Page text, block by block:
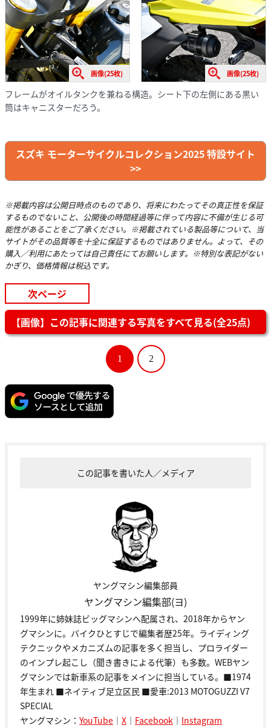
画像(25枚) 画像(25枚)
フレームがオイルタンクを兼ねる構造。シート下の左側にある黒い
筒はキャニスターだろう。
スズキ モーターサイクルコレクション2025 特設サイト
>>
※掲載内容は公開日時点のものであり、将来にわたってその真正性を保証
するものでないこと、公開後の時間経過等に伴って内容に不備が生じる可
能性があることをご了承ください。※掲載されている製品等について、当
サイトがその品質等を十全に保証するものではありません。よって、その
購入／利用にあたっては自己責任にてお願いします。※特別な表記がない
かぎり、価格情報は税込です。
次ページ
【画像】この記事に関連する写真をすべて見る(全25点)
1 2
この記事を書いた人／メディア
ヤングマシン編集部員
ヤングマシン編集部(ヨ)
1999年に姉妹誌ビッグマシンへ配属され、2018年からヤン
グマシンに。バイクひとすじで編集者歴25年。ライディング
テクニックやメカニズムの記事を多く担当し、プロライダー
のインプレ起こし（聞き書きによる代筆）も多数。WEBヤン
グマシンでは新車系の記事をメインに担当している。■1974
年生まれ ■ネイティブ足立区民 ■愛車:2013 MOTOGUZZI V7
SPECIAL
ヤングマシン： YouTube ｜ X ｜ Facebook ｜ Instagram